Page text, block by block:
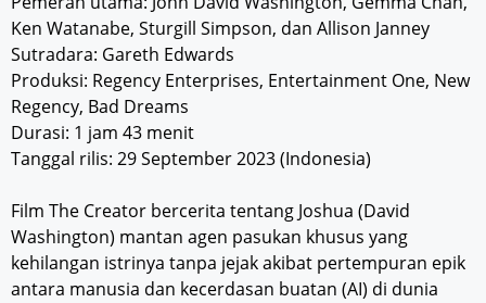
Ken Watanabe, Sturgill Simpson, dan Allison Janney
Sutradara: Gareth Edwards
Produksi: Regency Enterprises, Entertainment One, New
Regency, Bad Dreams
Durasi: 1 jam 43 menit
Tanggal rilis: 29 September 2023 (Indonesia)
Film The Creator bercerita tentang Joshua (David
Washington) mantan agen pasukan khusus yang
kehilangan istrinya tanpa jejak akibat pertempuran epik
antara manusia dan kecerdasan buatan (AI) di dunia